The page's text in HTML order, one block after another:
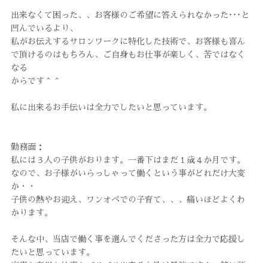
出来なくて困った、、お客様のご希望に答えられなかった･･･と
凹んでいるより、
私がお伝えするサロンワークに特化した技術で、お客様も喜ん
で頂けるのはもちろん、ご自身もお仕事が楽しく、苦ではなく
なる
からです＾＾
私に出来るお手伝いは全力でしたいと思っています。
勤務面：
私には３人の子供がおります。一番下はまだ１歳４か月です。
なので、お子様がいらっしゃって働くという事がどれだけ大変
か・・
子供の熱やお迎え、ワンオペでの子育て、、、痛いほどよくわ
かります。
そんな中、当店で働く事を選んでくださった方は全力で応援し
たいと思っています。